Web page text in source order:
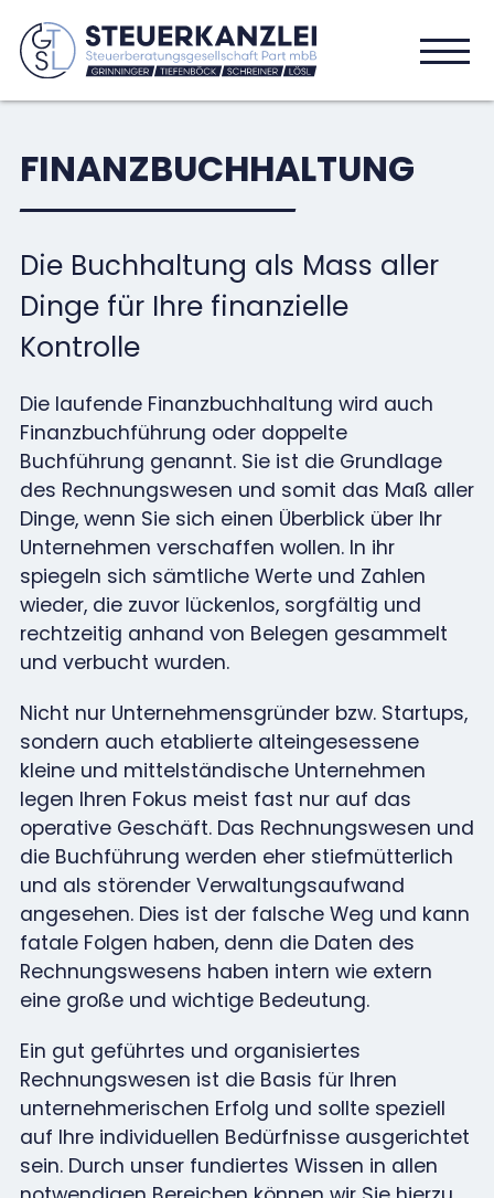
FINANZBUCHHALTUNG
Die Buchhaltung als Mass aller
Dinge für Ihre finanzielle
Kontrolle
Die laufende Finanzbuchhaltung wird auch
Finanzbuchführung oder doppelte
Buchführung genannt. Sie ist die Grundlage
des Rechnungswesen und somit das Maß aller
Dinge, wenn Sie sich einen Überblick über Ihr
Unternehmen verschaffen wollen. In ihr
spiegeln sich sämtliche Werte und Zahlen
wieder, die zuvor lückenlos, sorgfältig und
rechtzeitig anhand von Belegen gesammelt
und verbucht wurden.
Nicht nur Unternehmensgründer bzw. Startups,
sondern auch etablierte alteingesessene
kleine und mittelständische Unternehmen
legen Ihren Fokus meist fast nur auf das
operative Geschäft. Das Rechnungswesen und
die Buchführung werden eher stiefmütterlich
und als störender Verwaltungsaufwand
angesehen. Dies ist der falsche Weg und kann
fatale Folgen haben, denn die Daten des
Rechnungswesens haben intern wie extern
eine große und wichtige Bedeutung.
Ein gut geführtes und organisiertes
Rechnungswesen ist die Basis für Ihren
unternehmerischen Erfolg und sollte speziell
auf Ihre individuellen Bedürfnisse ausgerichtet
sein. Durch unser fundiertes Wissen in allen